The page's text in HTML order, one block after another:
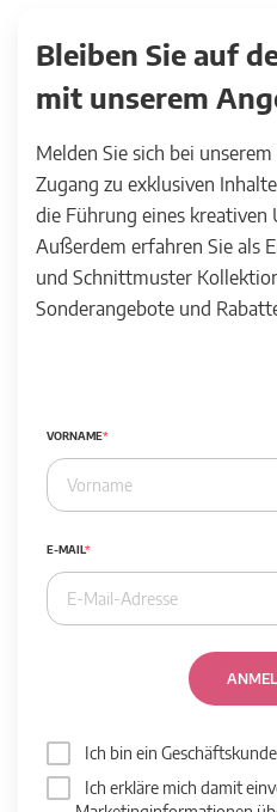
Bleiben Sie auf
mit unserem
Melden Sie sich bei
Zugang zu exklusiven
die Führung eines kreativen
Außerdem erfahren Sie als
und Schnittmuster
Sonderangebote und
VORNAME
E-MAIL
Ich bin ein Geschäftskunde
Ich erkläre mich damit